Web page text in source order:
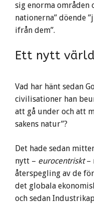
sig enorma områden
nationerna” döende
ifrån dem”.
Ett nytt
Vad har hänt sedan
civilisationer han
att gå under och att
sakens natur”?
Det hade sedan
nytt – eurocentriskt–
återspegling av de
det globala
och sedan